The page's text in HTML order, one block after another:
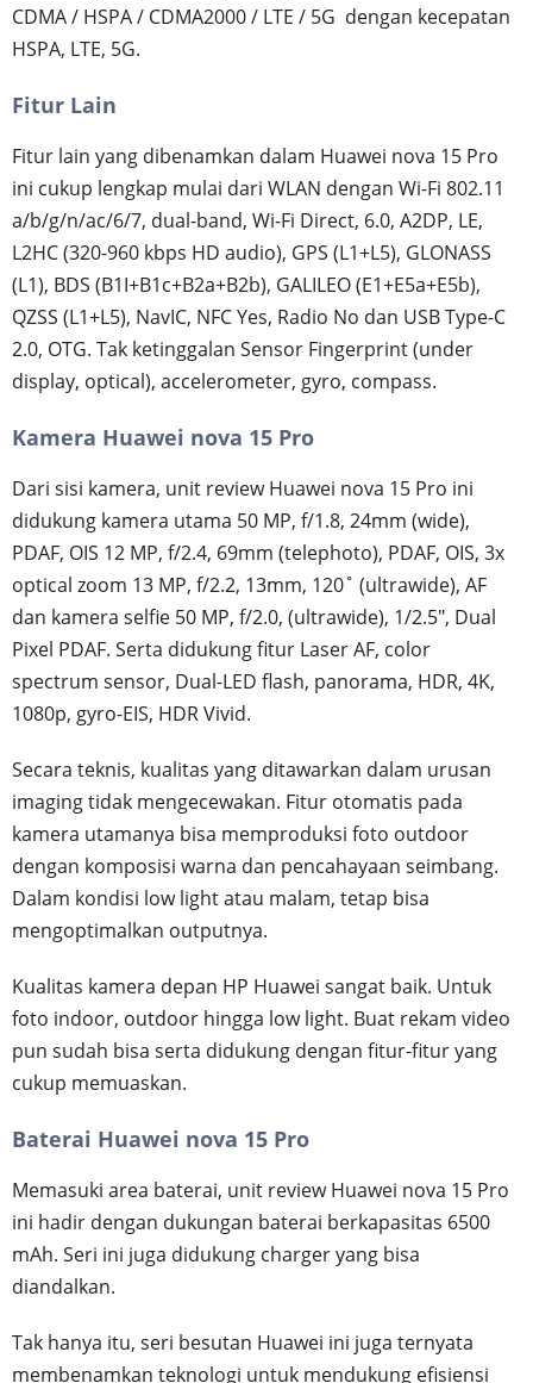
CDMA / HSPA / CDMA2000 / LTE / 5G dengan kecepatan
HSPA, LTE, 5G.
Fitur Lain
Fitur lain yang dibenamkan dalam Huawei nova 15 Pro
ini cukup lengkap mulai dari WLAN dengan Wi-Fi 802.11
a/b/g/n/ac/6/7, dual-band, Wi-Fi Direct, 6.0, A2DP, LE,
L2HC (320-960 kbps HD audio), GPS (L1+L5), GLONASS
(L1), BDS (B1I+B1c+B2a+B2b), GALILEO (E1+E5a+E5b),
QZSS (L1+L5), NavIC, NFC Yes, Radio No dan USB Type-C
2.0, OTG. Tak ketinggalan Sensor Fingerprint (under
display, optical), accelerometer, gyro, compass.
Kamera Huawei nova 15 Pro
Dari sisi kamera, unit review Huawei nova 15 Pro ini
didukung kamera utama 50 MP, f/1.8, 24mm (wide),
PDAF, OIS 12 MP, f/2.4, 69mm (telephoto), PDAF, OIS, 3x
optical zoom 13 MP, f/2.2, 13mm, 120˚ (ultrawide), AF
dan kamera selfie 50 MP, f/2.0, (ultrawide), 1/2.5", Dual
Pixel PDAF. Serta didukung fitur Laser AF, color
spectrum sensor, Dual-LED flash, panorama, HDR, 4K,
1080p, gyro-EIS, HDR Vivid.
Secara teknis, kualitas yang ditawarkan dalam urusan
imaging tidak mengecewakan. Fitur otomatis pada
kamera utamanya bisa memproduksi foto outdoor
dengan komposisi warna dan pencahayaan seimbang.
Dalam kondisi low light atau malam, tetap bisa
mengoptimalkan outputnya.
Kualitas kamera depan HP Huawei sangat baik. Untuk
foto indoor, outdoor hingga low light. Buat rekam video
pun sudah bisa serta didukung dengan fitur-fitur yang
cukup memuaskan.
Baterai Huawei nova 15 Pro
Memasuki area baterai, unit review Huawei nova 15 Pro
ini hadir dengan dukungan baterai berkapasitas 6500
mAh. Seri ini juga didukung charger yang bisa
diandalkan.
Tak hanya itu, seri besutan Huawei ini juga ternyata
membenamkan teknologi untuk mendukung efisiensi